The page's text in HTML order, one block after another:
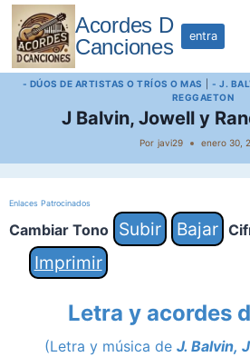
Saltar
contenido
Acordes D
Canciones
entra
- DÚOS DE ARTISTAS O TRÍOS O MAS |- J.
REGGAETON
J Balvin, Jowell y
Por javi29 enero 30,
Enlaces Patrocinados
Cambiar Tono Subir Bajar
Imprimir
Letra y acordes
(Letra y música de J. Balvin,